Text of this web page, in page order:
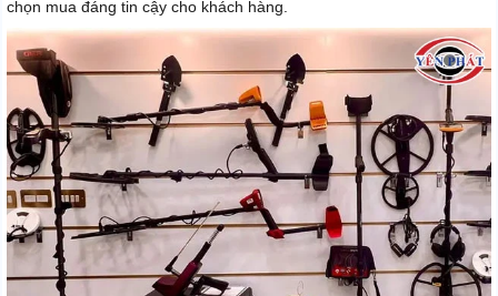
chọn mua đáng tin cậy cho khách hàng.